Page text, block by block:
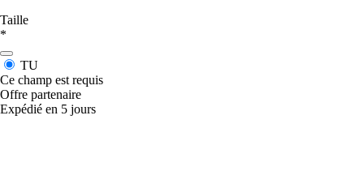
Taille
*
TU
Ce champ est requis
Offre partenaire
Expédié en 5 jours